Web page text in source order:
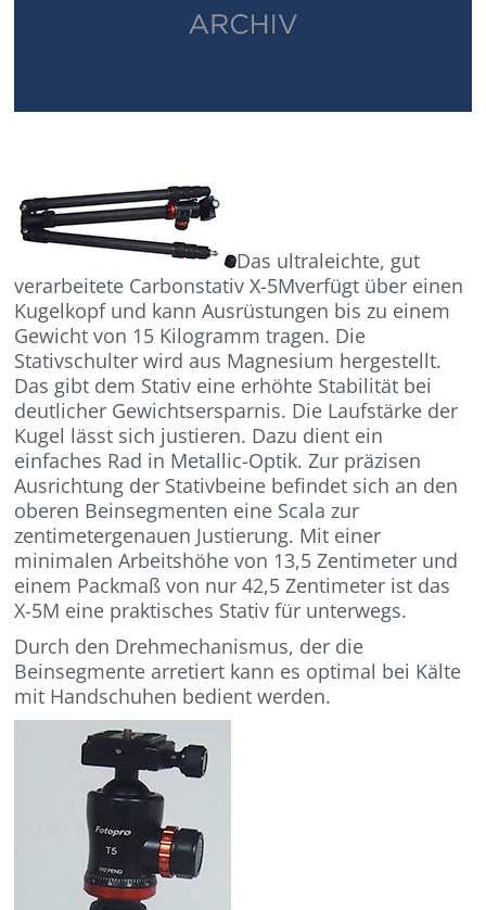
Das ultraleichte, gut
verarbeitete Carbonstativ X-5Mverfügt über einen
Kugelkopf und kann Ausrüstungen bis zu einem
Gewicht von 15 Kilogramm tragen. Die
Stativschulter wird aus Magnesium hergestellt.
Das gibt dem Stativ eine erhöhte Stabilität bei
deutlicher Gewichtsersparnis. Die Laufstärke der
Kugel lässt sich justieren. Dazu dient ein
einfaches Rad in Metallic-Optik. Zur präzisen
Ausrichtung der Stativbeine befindet sich an den
oberen Beinsegmenten eine Scala zur
zentimetergenauen Justierung. Mit einer
minimalen Arbeitshöhe von 13,5 Zentimeter und
einem Packmaß von nur 42,5 Zentimeter ist das
X-5M eine praktisches Stativ für unterwegs.
Durch den Drehmechanismus, der die
Beinsegmente arretiert kann es optimal bei Kälte
mit Handschuhen bedient werden.